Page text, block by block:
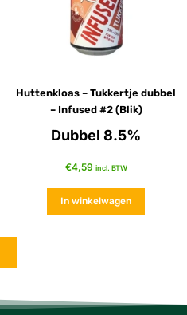
Huttenkloas – Tukkertje dubbel
– Infused #2 (Blik)
Dubbel 8.5%
€4,59 incl. BTW
In winkelwagen